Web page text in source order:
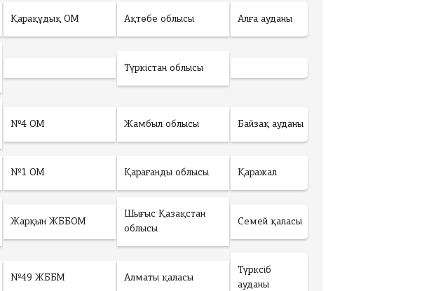
Қарақұдық ОМ Ақтөбе облысы Алға ауданы
Түркістан облысы
№4 ОМ Жамбыл облысы Байзақ ауданы
№1 ОМ Қарағанды облысы Қаражал
Жарқын ЖББОМ
Шығыс Қазақстан
облысы
Семей қаласы
№49 ЖББМ Алматы қаласы
Түрксіб
ауданы